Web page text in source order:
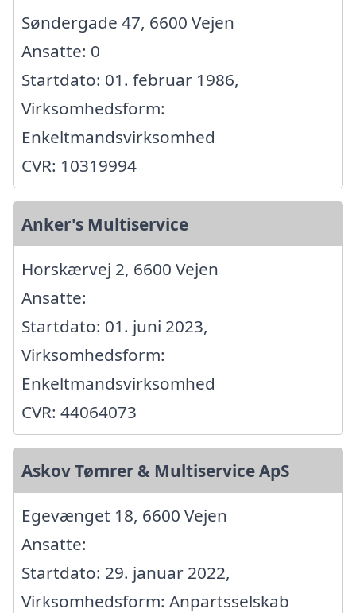
Søndergade 47, 6600 Vejen
Ansatte: 0
Startdato: 01. februar 1986,
Virksomhedsform:
Enkeltmandsvirksomhed
CVR: 10319994
Anker's Multiservice
Horskærvej 2, 6600 Vejen
Ansatte:
Startdato: 01. juni 2023,
Virksomhedsform:
Enkeltmandsvirksomhed
CVR: 44064073
Askov Tømrer & Multiservice ApS
Egevænget 18, 6600 Vejen
Ansatte:
Startdato: 29. januar 2022,
Virksomhedsform: Anpartsselskab